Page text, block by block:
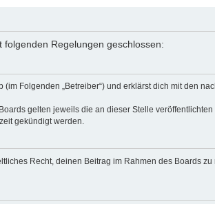
folgenden Regelungen geschlossen:
Folgenden „Betreiber“) und erklärst dich mit den
gelten jeweils die an dieser Stelle
gekündigt werden.
Recht, deinen Beitrag im Rahmen des Boards zu